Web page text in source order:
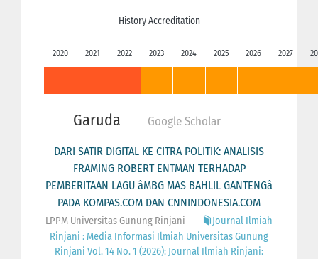
History Accreditation
2020 2021 2022 2023 2024 2025 2026 2027
Garuda Google Scholar
DARI SATIR DIGITAL KE CITRA POLITIK: ANALISIS
FRAMING ROBERT ENTMAN TERHADAP
PEMBERITAAN LAGU âMBG MAS BAHLIL GANTENGâ
PADA KOMPAS.COM DAN CNNINDONESIA.COM
LPPM Universitas Gunung Rinjani
Journal Ilmiah
Rinjani : Media Informasi Ilmiah Universitas Gunung
Rinjani Vol. 14 No. 1 (2026): Journal Ilmiah Rinjani: